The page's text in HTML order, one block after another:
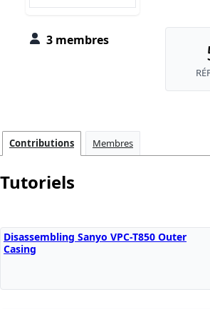
3 membres
Contributions Membres
Tutoriels
Disassembling Sanyo VPC-T850 Outer
Casing